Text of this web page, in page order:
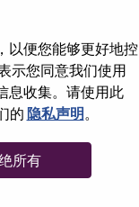
以便您能够更好地控
示您同意我们使用
息收集。请使用此
的 隐私声明。
所有